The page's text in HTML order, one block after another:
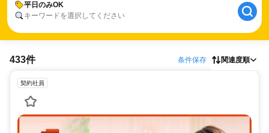
平日のみOK
キーワードを選択してください
433件 条件保存 関連度順
契約社員